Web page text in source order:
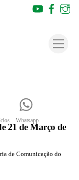
Whatsapp
Youtube
21 de Março de
de Comunicação do